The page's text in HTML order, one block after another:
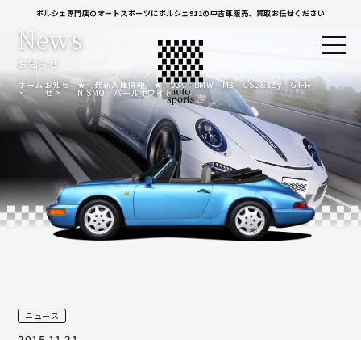
ポルシェ専門店のオートスポーツにポルシェ911の中古車販売、買取お任せください
お知らせ
News
ホームお知ら
せ
★ 最新入庫情報 ★ 03y BMW M3 CSL＆15y GT-R
NISMO パールホワイト
ニュース